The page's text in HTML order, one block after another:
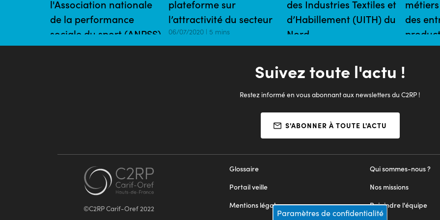
l'Association nationale
de la performance
sociale du sport (ANPSS)
30/07/2020 | 10 mins
plateforme sur
l’attractivité du secteur
06/07/2020 | 5 mins
des Industries Textiles et
d’Habillement (UITH) du
Nord
30/06/2020 | 15 mins
des
06/05/
Suivez toute l'actu !
Restez informé en vous abonnant aux newsletters du C2RP !
S'ABONNER À TOUTE L'ACTU
©C2RP Carif-Oref 2022
Qui sommes-nous ?
Nos missions
Rejoindre l'équipe
Glossaire
Portail veille
Mentions légales
Paramètres de confidentialité